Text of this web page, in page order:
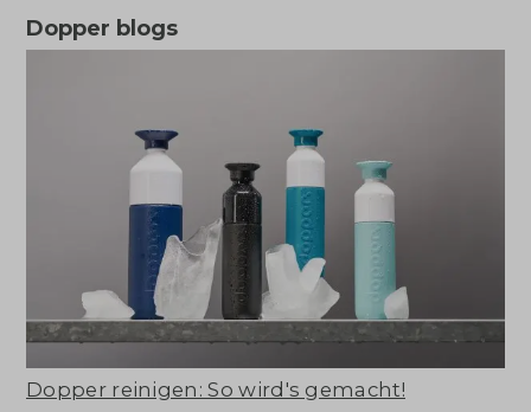
Dopper blogs
Dopper reinigen: So wird's gemacht!